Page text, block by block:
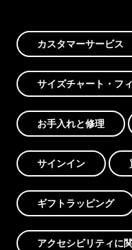
カスタマーサービス
サイズチャート・フ
お手入れと修理
サインイン
ギフトラッピング
アクセシビリティに